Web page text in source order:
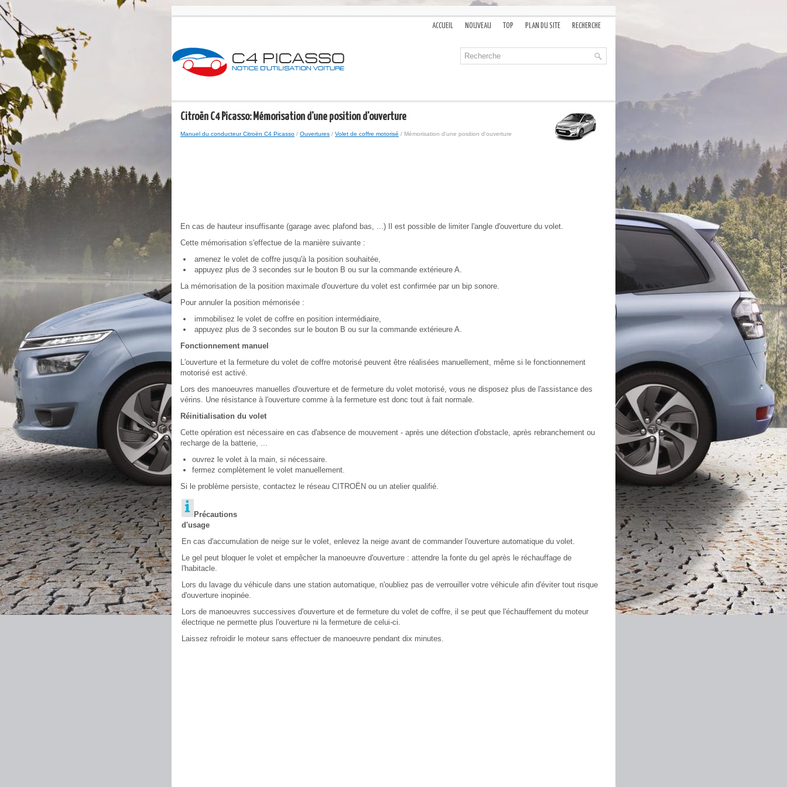
ACCUEIL NOUVEAU TOP PLAN DU SITE RECHERCHE
Citroën C4 Picasso: Mémorisation d'une position d'ouverture
Manuel du conducteur Citroën C4 Picasso / Ouvertures / Volet de coffre motorisé / Mémorisation d'une position d'ouverture
En cas de hauteur insuffisante (garage avec plafond bas, ...) Il est possible de limiter l'angle d'ouverture du volet.
Cette mémorisation s'effectue de la manière suivante :
amenez le volet de coffre jusqu'à la position souhaitée,
appuyez plus de 3 secondes sur le bouton B ou sur la commande extérieure A.
La mémorisation de la position maximale d'ouverture du volet est confirmée par un bip sonore.
Pour annuler la position mémorisée :
immobilisez le volet de coffre en position intermédiaire,
appuyez plus de 3 secondes sur le bouton B ou sur la commande extérieure A.
Fonctionnement manuel
L'ouverture et la fermeture du volet de coffre motorisé peuvent être réalisées manuellement, même si le fonctionnement
motorisé est activé.
Lors des manoeuvres manuelles d'ouverture et de fermeture du volet motorisé, vous ne disposez plus de l'assistance des
vérins. Une résistance à l'ouverture comme à la fermeture est donc tout à fait normale.
Réinitialisation du volet
Cette opération est nécessaire en cas d'absence de mouvement - après une détection d'obstacle, après rebranchement ou
recharge de la batterie, ...
ouvrez le volet à la main, si nécessaire.
fermez complètement le volet manuellement.
Si le problème persiste, contactez le réseau CITROËN ou un atelier qualifié.
Précautions
d'usage
En cas d'accumulation de neige sur le volet, enlevez la neige avant de commander l'ouverture automatique du volet.
Le gel peut bloquer le volet et empêcher la manoeuvre d'ouverture : attendre la fonte du gel après le réchauffage de
l'habitacle.
Lors du lavage du véhicule dans une station automatique, n'oubliez pas de verrouiller votre véhicule afin d'éviter tout risque
d'ouverture inopinée.
Lors de manoeuvres successives d'ouverture et de fermeture du volet de coffre, il se peut que l'échauffement du moteur
électrique ne permette plus l'ouverture ni la fermeture de celui-ci.
Laissez refroidir le moteur sans effectuer de manoeuvre pendant dix minutes.